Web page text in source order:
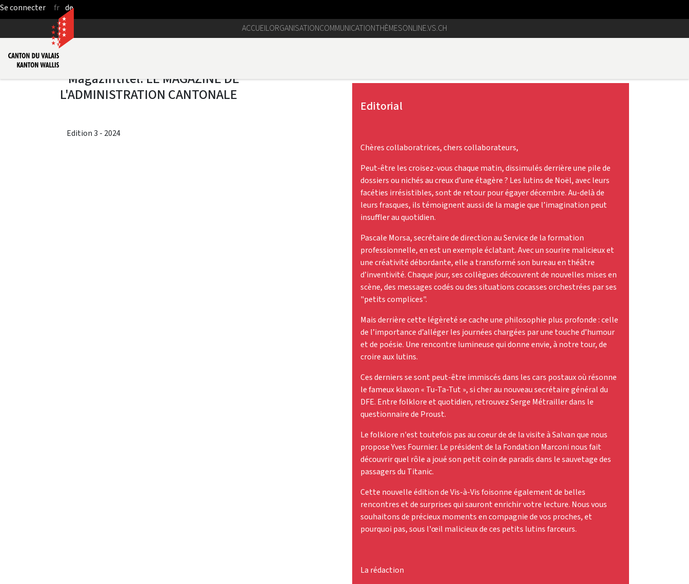
Saut au contenu principal
fr de
ACCUEILORGANISATIONCOMMUNICATIONTHÈMESONLINE.VS.CH
Edition 3 - 2024
Editorial
Chères collaboratrices, chers collaborateurs,
Peut-être les croisez-vous chaque matin, dissimulés derrière une pile de
dossiers ou nichés au creux d’une étagère ? Les lutins de Noël, avec leurs
facéties irrésistibles, sont de retour pour égayer décembre. Au-delà de
leurs frasques, ils témoignent aussi de la magie que l’imagination peut
insuffler au quotidien.
Pascale Morsa, secrétaire de direction au Service de la formation
professionnelle, en est un exemple éclatant. Avec un sourire malicieux et
une créativité débordante, elle a transformé son bureau en théâtre
d’inventivité. Chaque jour, ses collègues découvrent de nouvelles mises en
scène, des messages codés ou des situations cocasses orchestrées par ses
"petits complices".
Mais derrière cette légèreté se cache une philosophie plus profonde : celle
de l’importance d’alléger les journées chargées par une touche d’humour
et de poésie. Une rencontre lumineuse qui donne envie, à notre tour, de
croire aux lutins.
Ces derniers se sont peut-être immiscés dans les cars postaux où résonne
le fameux klaxon « Tu-Ta-Tut », si cher au nouveau secrétaire général du
DFE. Entre folklore et quotidien, retrouvez Serge Métrailler dans le
questionnaire de Proust.
Le folklore n'est toutefois pas au coeur de de la visite à Salvan que nous
propose Yves Fournier. Le président de la Fondation Marconi nous fait
découvrir quel rôle a joué son petit coin de paradis dans le sauvetage des
passagers du Titanic.
Cette nouvelle édition de Vis-à-Vis foisonne également de belles
rencontres et de surprises qui sauront enrichir votre lecture. Nous vous
souhaitons de précieux moments en compagnie de vos proches, et
pourquoi pas, sous l'œil malicieux de ces petits lutins farceurs.
La rédaction